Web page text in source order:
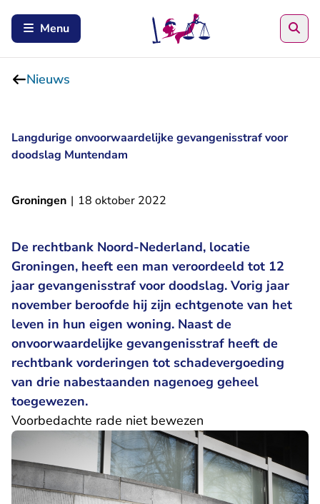
Menu
Nieuws
Langdurige onvoorwaardelijke gevangenisstraf voor
doodslag Muntendam
Groningen | 18 oktober 2022
De rechtbank Noord-Nederland, locatie
Groningen, heeft een man veroordeeld tot 12
jaar gevangenisstraf voor doodslag. Vorig jaar
november beroofde hij zijn echtgenote van het
leven in hun eigen woning. Naast de
onvoorwaardelijke gevangenisstraf heeft de
rechtbank vorderingen tot schadevergoeding
van drie nabestaanden nagenoeg geheel
toegewezen.
Voorbedachte rade niet bewezen